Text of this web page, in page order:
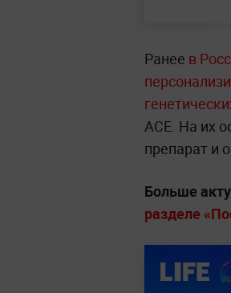
Ранее в
ACE. На их
препарат и
Больше
разделе